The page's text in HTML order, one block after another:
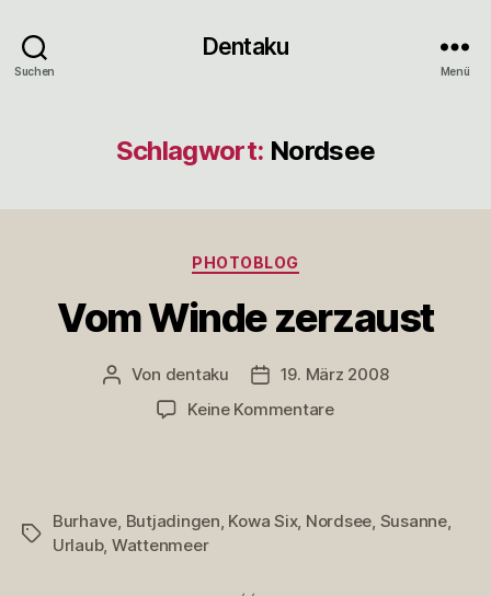
Suchen
Dentaku
Menü
Schlagwort: Nordsee
Kategorien
PHOTOBLOG
Vom Winde zerzaust
Beitragsautor
Von dentaku Veröffentlichungsdatum
19. März 2008
Keine Kommentarezu
Schlagwörter
Burhave Butjadingen Kowa Six, Nordsee Susanne,
Urlaub, Wattenmeer